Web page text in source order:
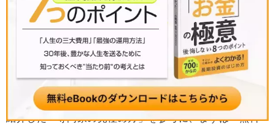
家計全体を見直したいならFP
中立的に金融商品を選びたいならIFA
手間なく不労所得を目指したいなら不動産投資の専門
手軽にNISAから始めたいなら銀行・証券会社
紹介した「専門家の見極め方」を参考に、まずは「無料